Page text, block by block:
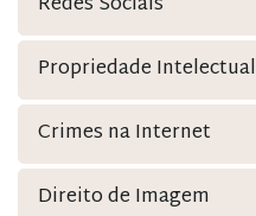
Propriedade Intelectual
Crimes na Internet
Direito de Imagem